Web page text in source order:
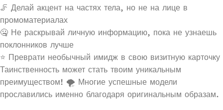
🦵 Делай акцент на частях тела, но не на лице в
промоматериалах
🤐 Не раскрывай личную информацию, пока не узнаешь
поклонников лучше
⭐ Преврати необычный имидж в свою визитную карточку
Таинственность может стать твоим уникальным
преимуществом! 🌪️ Многие успешные модели
прославились именно благодаря оригинальным образам.